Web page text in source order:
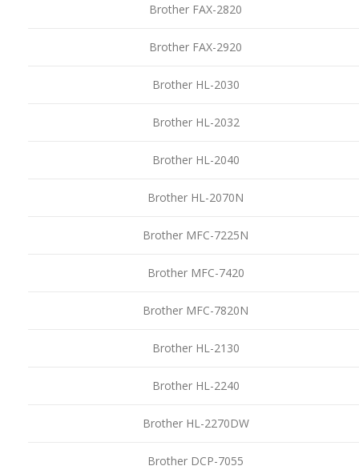
Brother FAX-2820
Brother FAX-2920
Brother HL-2030
Brother HL-2032
Brother HL-2040
Brother HL-2070N
Brother MFC-7225N
Brother MFC-7420
Brother MFC-7820N
Brother HL-2130
Brother HL-2240
Brother HL-2270DW
Brother DCP-7055